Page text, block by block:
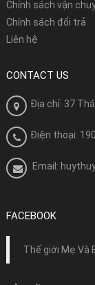
Chính sách vận
Chính sách đổi trả
Liên hệ
CONTACT US
Địa chỉ: 37
Điện thoại:
Email:
FACEBOOK
Thế giới Mẹ Và